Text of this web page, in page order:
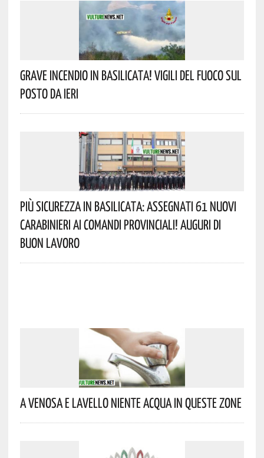
Grave Incendio In Basilicata! Vigili Del Fuoco Sul
Posto Da Ieri
Più Sicurezza In Basilicata: Assegnati 61 Nuovi
Carabinieri Ai Comandi Provinciali! Auguri Di
Buon Lavoro
A Venosa E Lavello Niente Acqua In Queste Zone